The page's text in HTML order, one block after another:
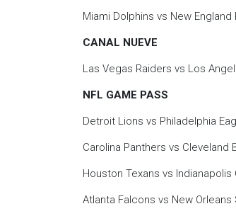
Miami Dolphins vs New England
CANAL NUEVE
Las Vegas Raiders vs Los
NFL GAME PASS
Detroit Lions vs Philadelphia
Carolina Panthers vs Cleveland
Houston Texans vs Indianapolis
Atlanta Falcons vs New Orleans